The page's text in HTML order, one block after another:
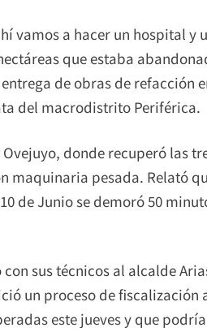
vamos a hacer un hospital y
que estaba
de obras de refacción
del macrodistrito Periférica.
donde recuperó las
maquinaria pesada. Relató
de Junio se demoró 50
sus técnicos al alcalde
un proceso de fiscalización
este jueves y que